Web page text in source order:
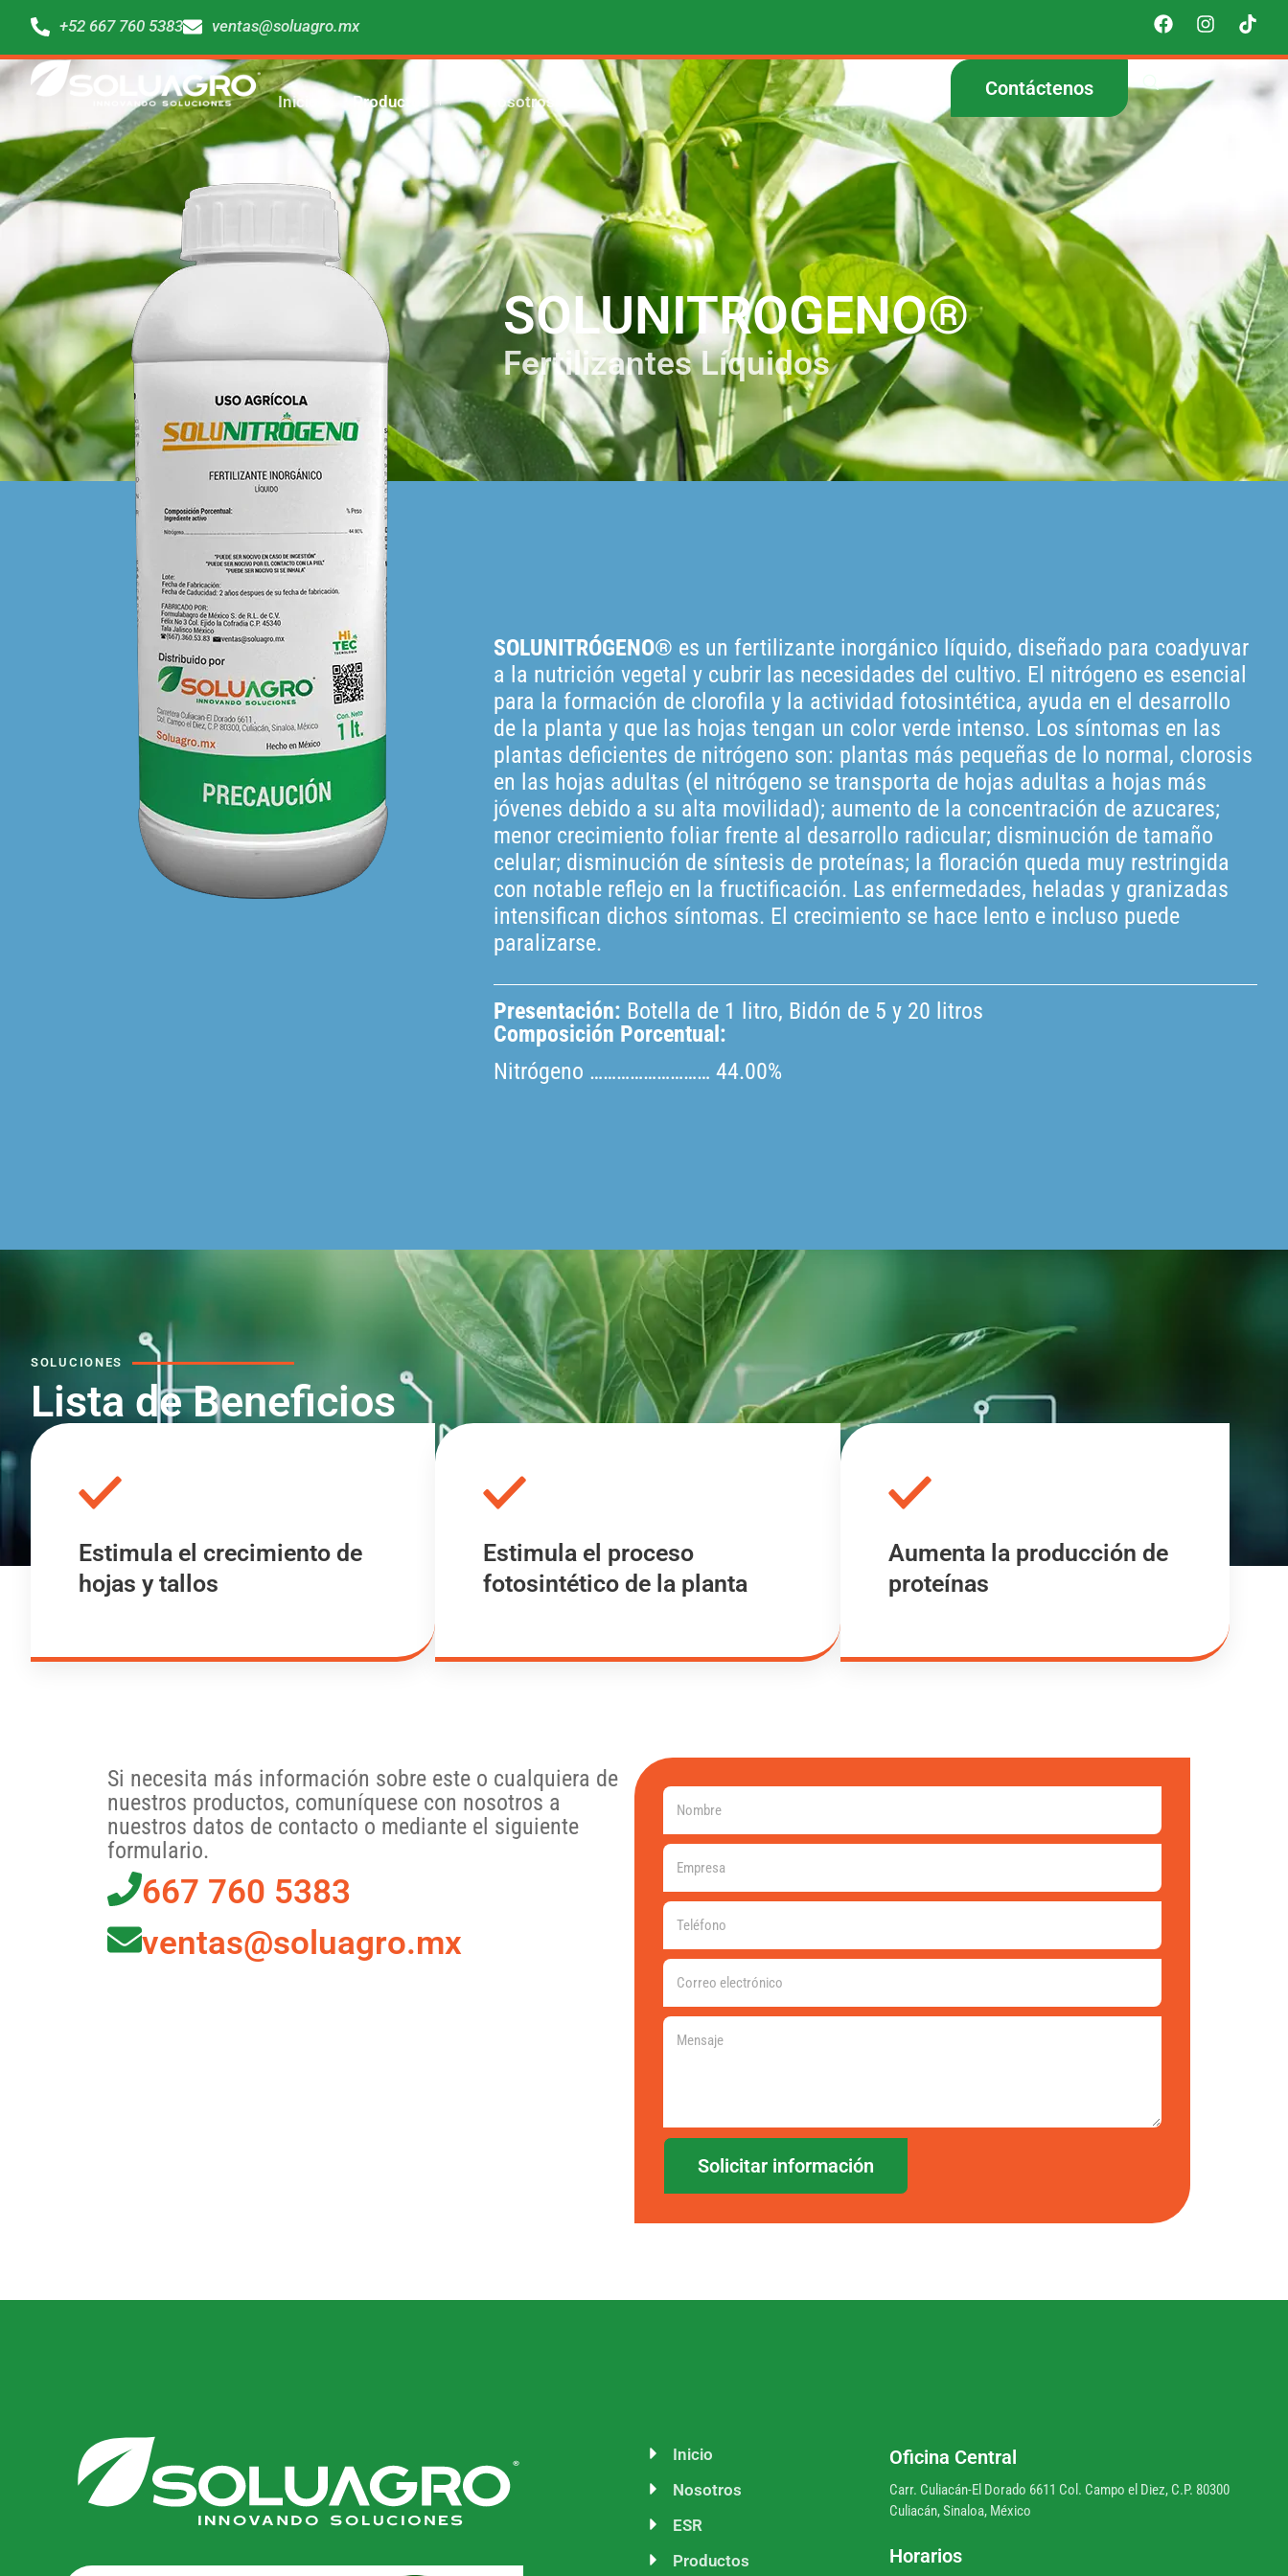
+52 667 760 5383 ventas@soluagro.mx
Inicio Productos Nosotros
Contáctenos
SOLUNITROGENO®
Fertilizantes Líquidos
SOLUNITRÓGENO® es un fertilizante inorgánico líquido, diseñado para coadyuvar
a la nutrición vegetal y cubrir las necesidades del cultivo. El nitrógeno es esencial
para la formación de clorofila y la actividad fotosintética, ayuda en el desarrollo
de la planta y que las hojas tengan un color verde intenso. Los síntomas en las
plantas deficientes de nitrógeno son: plantas más pequeñas de lo normal, clorosis
en las hojas adultas (el nitrógeno se transporta de hojas adultas a hojas más
jóvenes debido a su alta movilidad); aumento de la concentración de azucares;
menor crecimiento foliar frente al desarrollo radicular; disminución de tamaño
celular; disminución de síntesis de proteínas; la floración queda muy restringida
con notable reflejo en la fructificación. Las enfermedades, heladas y granizadas
intensifican dichos síntomas. El crecimiento se hace lento e incluso puede
paralizarse.
Presentación: Botella de 1 litro, Bidón de 5 y 20 litros
Composición Porcentual:
Nitrógeno ……………………… 44.00%
SOLUCIONES
Lista de Beneficios
Estimula el crecimiento de
hojas y tallos
Estimula el proceso
fotosintético de la planta
Aumenta la producción de
proteínas
Si necesita más información sobre este o cualquiera de
nuestros productos, comuníquese con nosotros a
nuestros datos de contacto o mediante el siguiente
formulario.
667 760 5383
ventas@soluagro.mx
Solicitar información
Inicio
Nosotros
ESR
Productos
Oficina Central
Carr. Culiacán-El Dorado 6611 Col. Campo el Diez, C.P. 80300
Culiacán, Sinaloa, México
Horarios